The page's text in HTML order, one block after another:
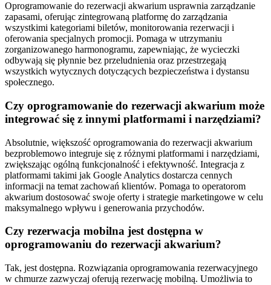
Oprogramowanie do rezerwacji akwarium usprawnia zarządzanie
zapasami, oferując zintegrowaną platformę do zarządzania
wszystkimi kategoriami biletów, monitorowania rezerwacji i
oferowania specjalnych promocji. Pomaga w utrzymaniu
zorganizowanego harmonogramu, zapewniając, że wycieczki
odbywają się płynnie bez przeludnienia oraz przestrzegają
wszystkich wytycznych dotyczących bezpieczeństwa i dystansu
społecznego.
Czy oprogramowanie do rezerwacji akwarium może
integrować się z innymi platformami i narzędziami?
Absolutnie, większość oprogramowania do rezerwacji akwarium
bezproblemowo integruje się z różnymi platformami i narzędziami,
zwiększając ogólną funkcjonalność i efektywność. Integracja z
platformami takimi jak Google Analytics dostarcza cennych
informacji na temat zachowań klientów. Pomaga to operatorom
akwarium dostosować swoje oferty i strategie marketingowe w celu
maksymalnego wpływu i generowania przychodów.
Czy rezerwacja mobilna jest dostępna w
oprogramowaniu do rezerwacji akwarium?
Tak, jest dostępna. Rozwiązania oprogramowania rezerwacyjnego
w chmurze zazwyczaj oferują rezerwację mobilną. Umożliwia to